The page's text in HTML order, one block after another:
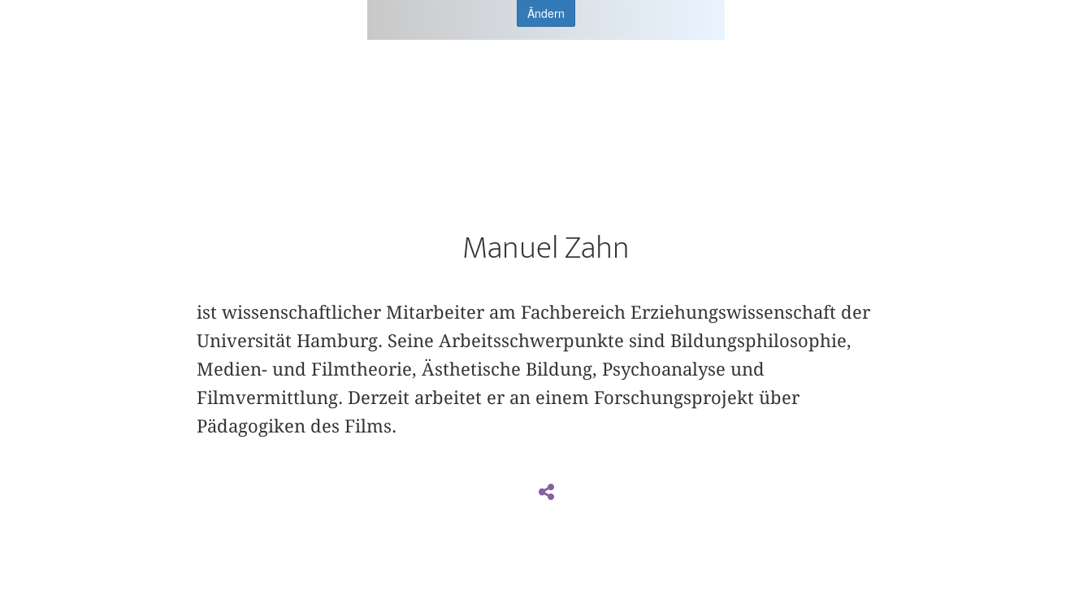
Ändern
Manuel Zahn
ist wissenschaftlicher Mitarbeiter am Fachbereich Erziehungswissenschaft der
Universität Hamburg. Seine Arbeitsschwerpunkte sind Bildungsphilosophie,
Medien- und Filmtheorie, Ästhetische Bildung, Psychoanalyse und
Filmvermittlung. Derzeit arbeitet er an einem Forschungsprojekt über
Pädagogiken des Films.